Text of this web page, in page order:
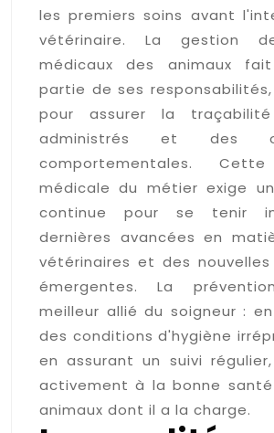
les premiers soins avant
vétérinaire. La gestion
médicaux des animaux
partie de ses
pour assurer la
administrés et des
comportementales.
médicale du métier exige
continue pour se tenir
dernières avancées en
vétérinaires et des
émergentes. La
meilleur allié du soigneur :
des conditions d'hygiène
en assurant un suivi
activement à la bonne
animaux dont il a la charge.